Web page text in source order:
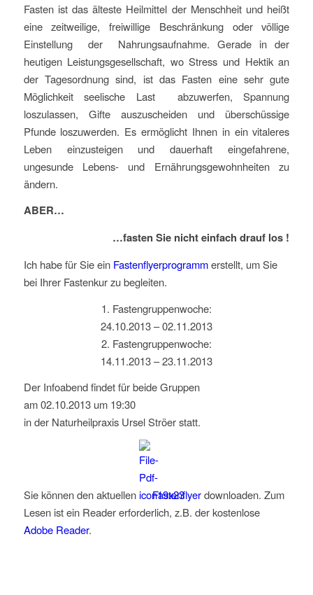
Fasten ist das älteste Heilmittel der Menschheit und heißt
eine zeitweilige, freiwillige Beschränkung oder völlige
Einstellung der Nahrungsaufnahme. Gerade in der
heutigen Leistungsgesellschaft, wo Stress und Hektik an
der Tagesordnung sind, ist das Fasten eine sehr gute
Möglichkeit seelische Last abzuwerfen, Spannung
loszulassen, Gifte auszuscheiden und überschüssige
Pfunde loszuwerden. Es ermöglicht Ihnen in ein vitaleres
Leben einzusteigen und dauerhaft eingefahrene,
ungesunde Lebens- und Ernährungsgewohnheiten zu
ändern.
ABER…
…fasten Sie nicht einfach drauf los !
Ich habe für Sie ein Fastenflyerprogrammerstellt, um Sie
bei Ihrer Fastenkur zu begleiten.
1. Fastengruppenwoche:
24.10.2013 – 02.11.2013
2. Fastengruppenwoche:
14.11.2013 – 23.11.2013
Der Infoabend findet für beide Gruppen
am 02.10.2013 um 19:30
in der Naturheilpraxis Ursel Ströer statt.
Sie können den aktuellen Fastenflyerdownloaden. Zum
Lesen ist ein Reader erforderlich, z.B. der kostenlose
Adobe Reader.